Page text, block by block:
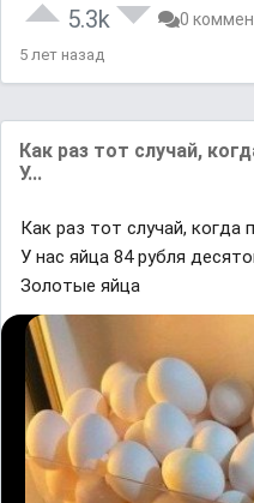
5.3k 0
5 лет назад
Как раз тот случай,
У...
Как раз тот случай, когда
У нас яйца 84 рубля
Золотые яйца